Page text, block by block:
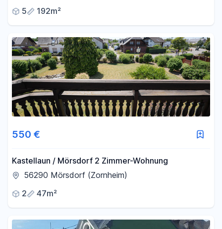
5
192m²
550 €
Kastellaun / Mörsdorf 2 Zimmer-Wohnung
56290 Mörsdorf (Zornheim)
2
47m²